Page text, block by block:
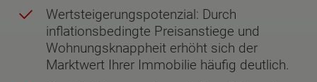
Wertsteigerungspotenzial: Durch
inflationsbedingte Preisanstiege und
Wohnungsknappheit erhöht sich der
Marktwert Ihrer Immobilie häufig deutlich.